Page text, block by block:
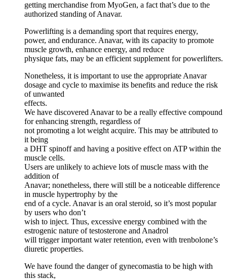
getting merchandise from MyoGen, a fact that’s due to the
authorized standing of Anavar.
Powerlifting is a demanding sport that requires energy,
power, and endurance. Anavar, with its capacity to promote
muscle growth, enhance energy, and reduce
physique fats, may be an efficient supplement for powerlifters.
Nonetheless, it is important to use the appropriate Anavar
dosage and cycle to maximise its benefits and reduce the risk
of unwanted
effects.
We have discovered Anavar to be a really effective compound
for enhancing strength, regardless of
not promoting a lot weight acquire. This may be attributed to
it being
a DHT spinoff and having a positive effect on ATP within the
muscle cells.
Users are unlikely to achieve lots of muscle mass with the
addition of
Anavar; nonetheless, there will still be a noticeable difference
in muscle hypertrophy by the
end of a cycle. Anavar is an oral steroid, so it’s most popular
by users who don’t
wish to inject. Thus, excessive energy combined with the
estrogenic nature of testosterone and Anadrol
will trigger important water retention, even with trenbolone’s
diuretic properties.
We have found the danger of gynecomastia to be high with
this stack,